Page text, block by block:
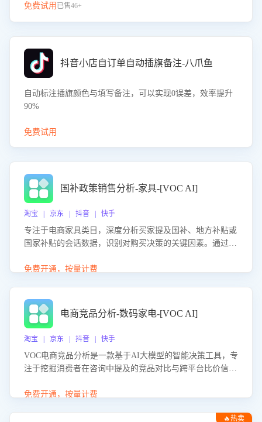
免费试用 已售46+
抖音小店自订单自动插旗备注-八爪鱼
自动标注插旗颜色与填写备注，可以实现0误差，效率提升
90%
免费试用
国补政策销售分析-家具-[VOC AI]
淘宝 | 京东 | 抖音 | 快手
专注于电商家具类目，深度分析买家提及国补、地方补贴或
国家补贴的会话数据，识别对购买决策的关键因素。通过AI
化策略，助力商家利用国补政策提升GMV。
免费开通，按量计费
电商竞品分析-数码家电-[VOC AI]
淘宝 | 京东 | 抖音 | 快手
VOC电商竞品分析是一款基于AI大模型的智能决策工具，专
注于挖掘消费者在咨询中提及的竞品对比与跨平台比价信
商品信息，进行多维度交叉对比，并分析消费者的比价行
企业优化营销话术、突出产品与服务优势，有效提升咨询转
免费开通，按量计费
🔥热卖